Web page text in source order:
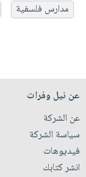
مدارس فلسفية
عن نيل وفرات
عن الشركة
سياسة الشركة
فيديوهات
انشر كتابك